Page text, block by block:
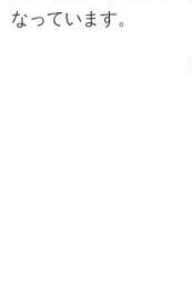
なっています。